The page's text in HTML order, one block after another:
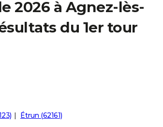
2026 à Agnez-lès-
du 1er tour
Étrun (62161)